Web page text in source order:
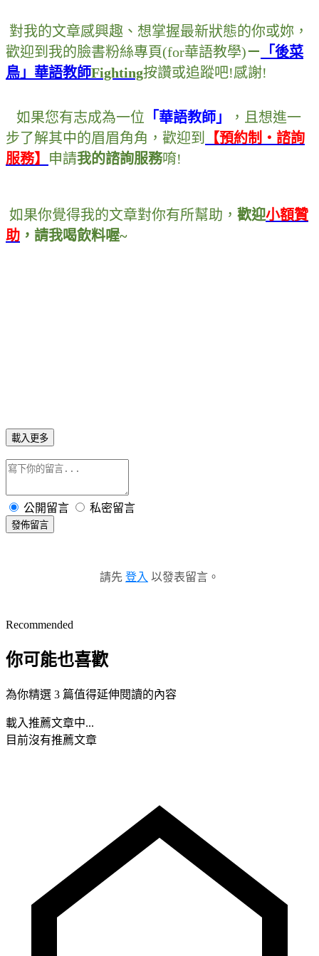
對我的文章感興趣 、 想掌握最新狀態的你或妳 ，
歡迎到我的臉書粉絲專頁(for華語教學)－ 「後菜
鳥」華語教師Fighting按讚或追蹤吧!感謝!
如果您有志成為一位 「華語教師」 ， 且想進一
步了解其中的眉眉角角 ， 歡迎到
【預約制・諮詢
服務】 申請我的諮詢服務唷!
如果你覺得我的文章對你有所幫助 ， 歡迎小額贊
助 ， 請我喝飲料喔~
載入更多
公開留言 私密留言
發佈留言
請先 登入 以發表留言。
Recommended
你可能也喜歡
為你精選 3 篇值得延伸閱讀的內容
載入推薦文章中...
目前沒有推薦文章